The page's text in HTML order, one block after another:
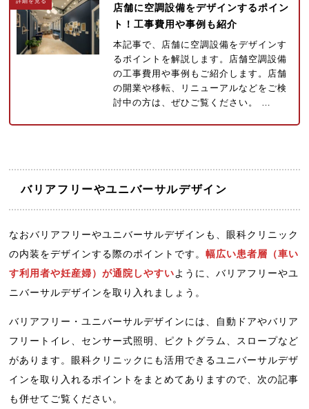
店舗に空調設備をデザインするポイン
ト！工事費用や事例も紹介
本記事で、店舗に空調設備をデザインす
るポイントを解説します。店舗空調設備
の工事費用や事例もご紹介します。店舗
の開業や移転、リニューアルなどをご検
討中の方は、ぜひご覧ください。 …
バリアフリーやユニバーサルデザイン
なおバリアフリーやユニバーサルデザインも、眼科クリニック
の内装をデザインする際のポイントです。幅広い患者層（車い
す利用者や妊産婦）が通院しやすいように、バリアフリーやユ
ニバーサルデザインを取り入れましょう。
バリアフリー・ユニバーサルデザインには、自動ドアやバリア
フリートイレ、センサー式照明、ピクトグラム、スロープなど
があります。眼科クリニックにも活用できるユニバーサルデザ
インを取り入れるポイントをまとめてありますので、次の記事
も併せてご覧ください。